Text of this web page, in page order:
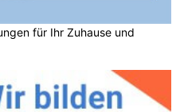
für Ihr Zuhause und